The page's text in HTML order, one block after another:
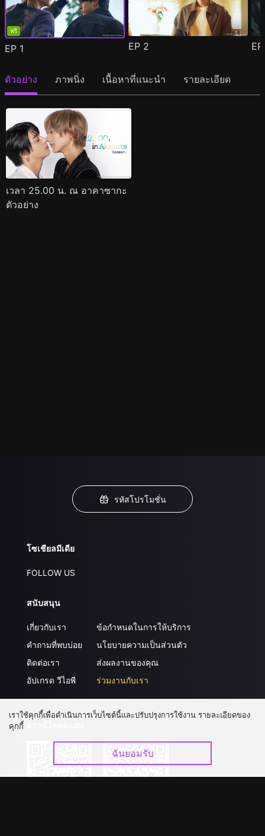
ฟรี
EP 1 EP 2
ตัวอย่าง ภาพนิ่ง เนื้อหาที่แนะนำ รายละเอียด
เวลา 25.00 น. ณ อาคาซากะ
ตัวอย่าง
รหัสโปรโมชั่น
โซเชียลมีเดีย
FOLLOW US
สนับสนุน
เกี่ยวกับเรา
คำถามที่พบบ่อย
ติดต่อเรา
อัปเกรด วีไอพี
ข้อกำหนดในการให้บริการ
นโยบายความเป็นส่วนตัว
ส่งผลงานของคุณ
ร่วมงานกับเรา
เราใช้คุกกี้เพื่อดำเนินการเว็บไซต์นี้และปรับปรุงการใช้งาน รายละเอียดของ
คุกกี้
ฉันยอมรับ